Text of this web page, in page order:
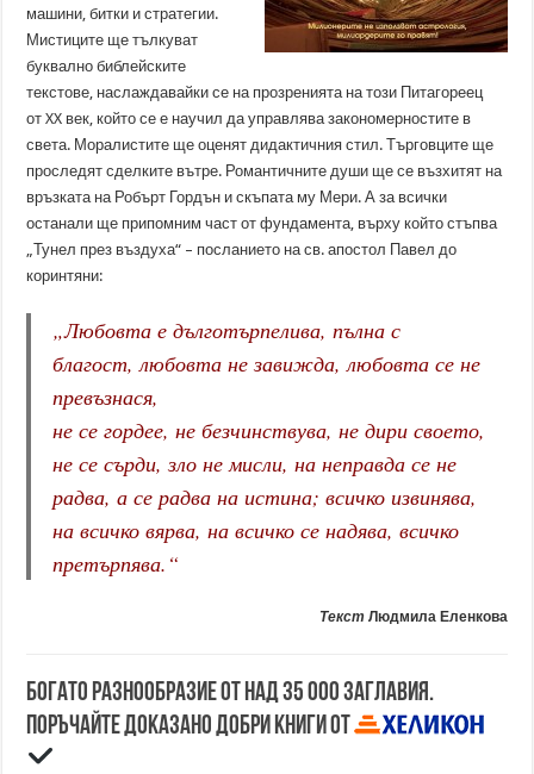
машини, битки и стратегии.
Мистиците ще тълкуват
буквално библейските
текстове, наслаждавайки се на прозренията на този Питагореец
от XX век, който се е научил да управлява закономерностите в
света. Моралистите ще оценят дидактичния стил. Търговците ще
проследят сделките вътре. Романтичните души ще се възхитят на
връзката на Робърт Гордън и скъпата му Мери. А за всички
останали ще припомним част от фундамента, върху който стъпва
„Тунел през въздуха“ – посланието на св. апостол Павел до
коринтяни:
„Любовта е дълготърпелива, пълна с
благост, любовта не завижда, любовта се не
превъзнася,
не се гордее, не безчинствува, не дири своето,
не се сърди, зло не мисли, на неправда се не
радва, а се радва на истина; всичко извинява,
на всичко вярва, на всичко се надява, всичко
претърпява. “
Текст Людмила Еленкова
Богато разнообразие от над 35 000 заглавия.
Поръчайте доказано добри книги от